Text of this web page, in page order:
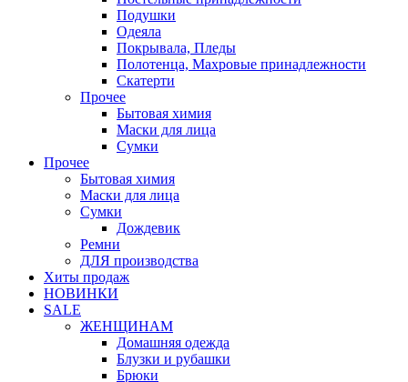
Подушки
Одеяла
Покрывала, Пледы
Полотенца, Махровые принадлежности
Скатерти
Прочее
Бытовая химия
Маски для лица
Сумки
Прочее
Бытовая химия
Маски для лица
Сумки
Дождевик
Ремни
ДЛЯ производства
Хиты продаж
НОВИНКИ
SALE
ЖЕНЩИНАМ
Домашняя одежда
Блузки и рубашки
Брюки